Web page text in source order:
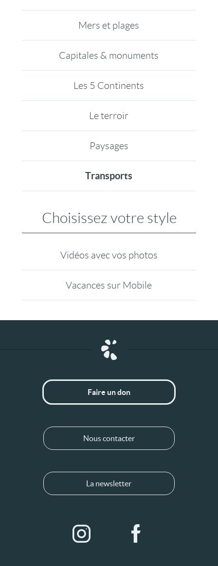
Mers et plages
Capitales & monuments
Les 5 Continents
Le terroir
Paysages
Transports
Choisissez votre style
Vidéos avec vos photos
Vacances sur Mobile
Faire un don
Nous contacter
La newsletter